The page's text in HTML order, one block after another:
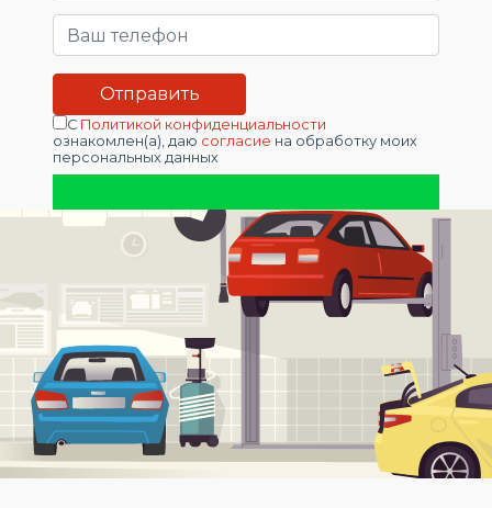
С Политикой конфиденциальности
ознакомлен(а), даю согласие на обработку моих
персональных данных